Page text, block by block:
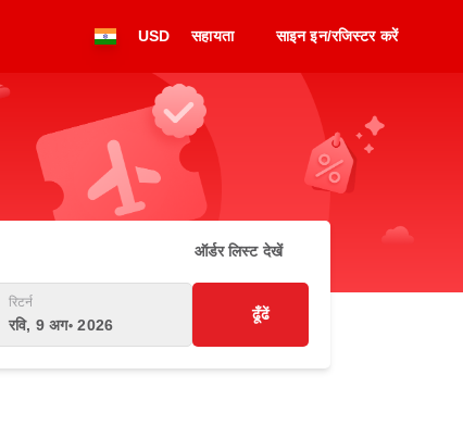
USD सहायता साइन इन/रजिस्टर करें
ऑर्डर लिस्ट देखें
रिटर्न
रवि, 9 अग॰ 2026
ढूँढें